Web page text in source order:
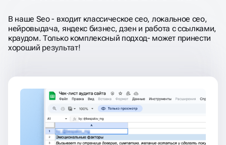
В наше Seo - входит классическое сео, локальное сео,
нейровыдача, яндекс бизнес, дзен и работа с ссылками,
краудом. Только комплексный подход- может принести
хороший результат!